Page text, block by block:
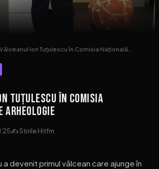
Vâlceanul Ion Tuțulescu în Comisia Națională…
Tuțulescu în Comisia
Arheologie
✍ Stirile Hitfm
a devenit primul vâlcean care ajunge în